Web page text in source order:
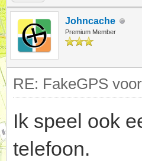
Johncache
Premium Member
RE: FakeGPS
Ik speel ook
telefoon.